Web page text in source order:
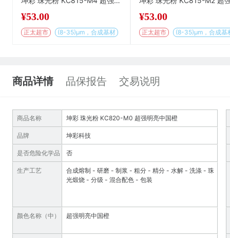
¥53.00
正太超市 (8-35)µm，合成基材
¥53.00
正太超市 (8-35)µm，合成基
商品详情 品保报告 交易说明
商品名称 坤彩 珠光粉 KC820-M0 超强明亮中国橙
品牌 坤彩科技
是否危险化学品 否
生产工艺
合成熔制 - 研磨 - 制浆 - 粗分 - 精分 - 水解 - 洗涤 - 珠
光煅烧 - 分级 - 混合配色 - 包装
颜色名称（中） 超强明亮中国橙